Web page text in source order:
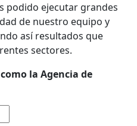
podido ejecutar grandes
de nuestro equipo y
así resultados que
sectores.
la Agencia de